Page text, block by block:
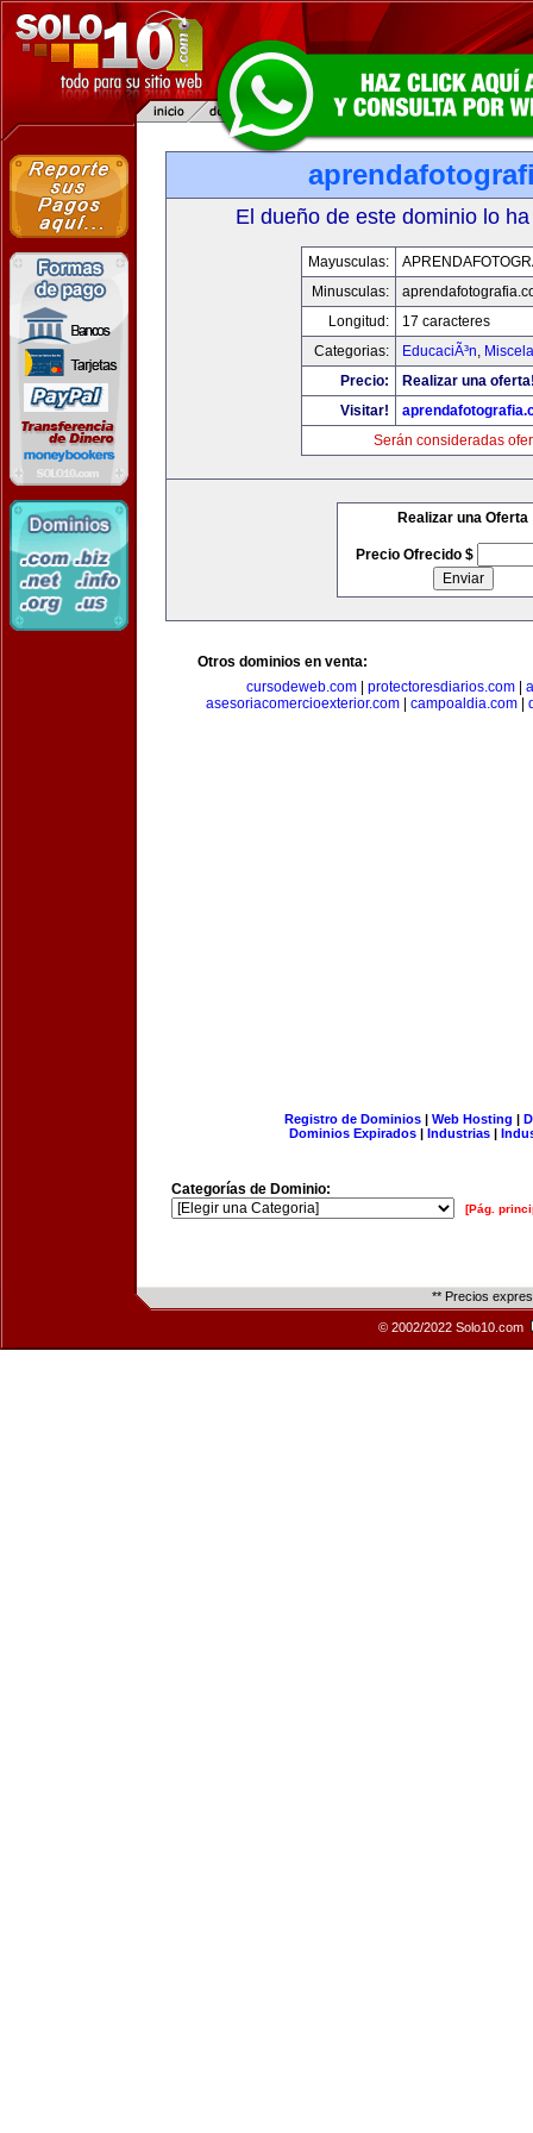
El dueño de este dominio lo
Mayusculas:
Minusculas:
Longitud:
17 caracteres
Categorias:
EducaciÃ³n,
Precio:
Realizar una
Visitar!
Serán consideradas
Realizar una Oferta
Precio Ofrecido $
Otros dominios en venta:
cursodeweb.com
protectoresdiarios.com
asesoriacomercioexterior.com
campoaldia.com
Registro de Dominios| Web Hosting |
Dominios Expirados | Industrias |
Categorías de Dominio:
[Pág.
** Precios
© 2002/2022 Solo10.com